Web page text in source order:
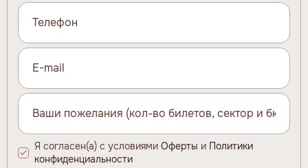
Я согласен(а) с условиями Оферты и Политики
конфиденциальности